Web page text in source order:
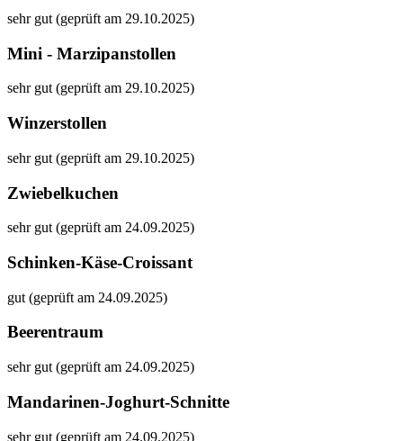
sehr gut (geprüft am 29.10.2025)
Mini - Marzipanstollen
sehr gut (geprüft am 29.10.2025)
Winzerstollen
sehr gut (geprüft am 29.10.2025)
Zwiebelkuchen
sehr gut (geprüft am 24.09.2025)
Schinken-Käse-Croissant
gut (geprüft am 24.09.2025)
Beerentraum
sehr gut (geprüft am 24.09.2025)
Mandarinen-Joghurt-Schnitte
sehr gut (geprüft am 24.09.2025)